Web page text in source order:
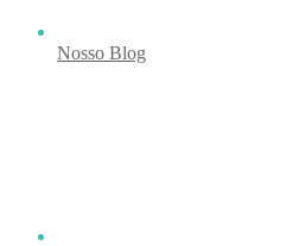
Nosso Blog